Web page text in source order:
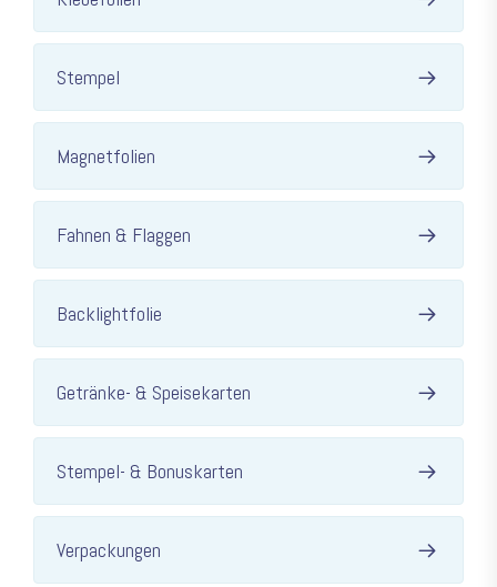
Stempel
Magnetfolien
Fahnen & Flaggen
Backlightfolie
Getränke- & Speisekarten
Stempel- & Bonuskarten
Verpackungen